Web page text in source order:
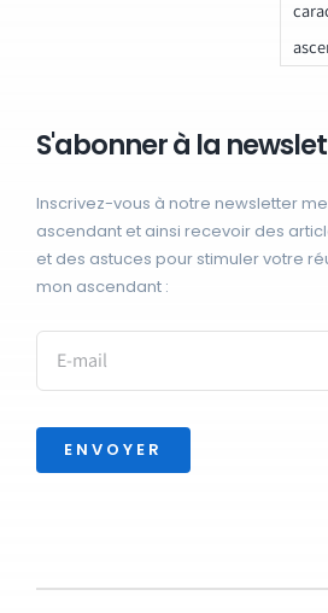
S'abonner à la
Inscrivez-vous à notre newsletter
ascendant et ainsi recevoir des
et des astuces pour stimuler votre
mon ascendant :
ENVOYER